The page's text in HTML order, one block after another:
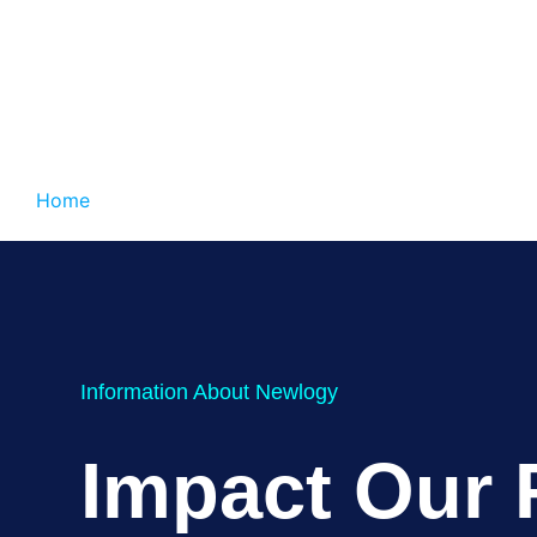
Home
Information About Newlogy
Impact Our